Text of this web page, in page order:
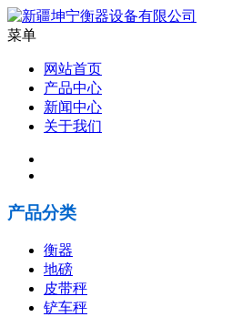
菜单
网站首页
产品中心
新闻中心
关于我们
产品分类
衡器
地磅
皮带秤
铲车秤